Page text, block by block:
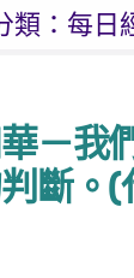
類： 每日
－我
斷。(